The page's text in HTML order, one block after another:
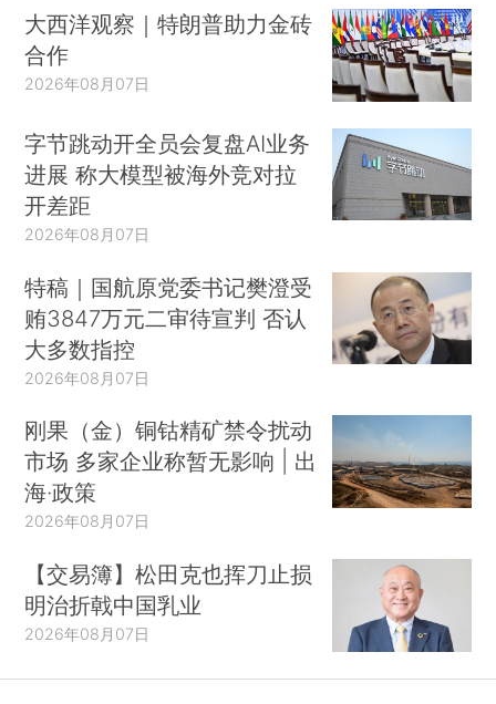
大西洋观察｜特朗普助力金砖
合作
2026年08月07日
字节跳动开全员会复盘AI业务
进展 称大模型被海外竞对拉
开差距
2026年08月07日
特稿｜国航原党委书记樊澄受
贿3847万元二审待宣判 否认
大多数指控
2026年08月07日
刚果（金）铜钴精矿禁令扰动
市场 多家企业称暂无影响 | 出
海·政策
2026年08月07日
【交易簿】松田克也挥刀止损
明治折戟中国乳业
2026年08月07日